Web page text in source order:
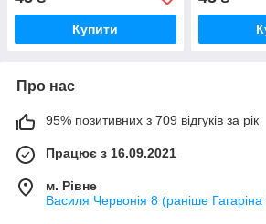
Купити
Про нас
95% позитивних з 709 відгуків за рік
Працює з 16.09.2021
м. Рівне
Василя Червонія 8 (раніше Гагаріна